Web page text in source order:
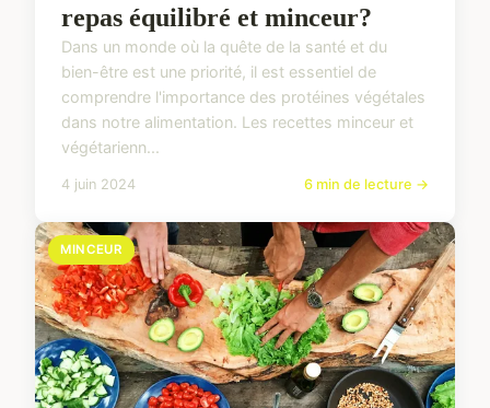
repas équilibré et minceur?
Dans un monde où la quête de la santé et du
bien-être est une priorité, il est essentiel de
comprendre l'importance des protéines végétales
dans notre alimentation. Les recettes minceur et
végétarienn...
4 juin 2024 6 min de lecture →
MINCEUR